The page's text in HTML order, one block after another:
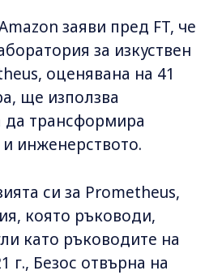
заяви пред FT, че
за изкуствен
оценявана на 41
ще използва
да трансформира
инженерството.
си за Prometheus,
която ръководи,
като ръководите на
г., Безос отвърна на